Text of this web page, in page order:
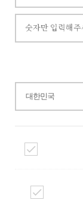
check
check